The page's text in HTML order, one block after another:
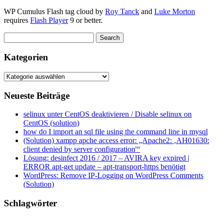
WP Cumulus Flash tag cloud by Roy Tanck and Luke Morton
requires Flash Player9 or better.
Kategorien
Kategorien
Neueste Beiträge
selinux unter CentOS deaktivieren / Disable selinux on
CentOS (solution)
how do I import an sql file using the command line in mysql
(Solution) xampp apche access error: „Apache2: ‚AH01630:
client denied by server configuration'“
Lösung: desinfect 2016 / 2017 – AVIRA key expired |
ERROR apt-get update – apt-transport-https benötigt
WordPress: Remove IP-Logging on WordPress Comments
(Solution)
Schlagwörter